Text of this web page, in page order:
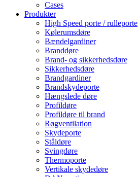
Cases
Produkter
High Speed porte / rulleporte
Kølerumsdøre
Bændelgardiner
Branddøre
Brand- og sikkerhedsdøre
Sikkerhedsdøre
Brandgardiner
Brandskydeporte
Hængslede døre
Profildøre
Profildøre til brand
Røgventilation
Skydeporte
Ståldøre
Svingdøre
Thermoporte
Vertikale skydedøre